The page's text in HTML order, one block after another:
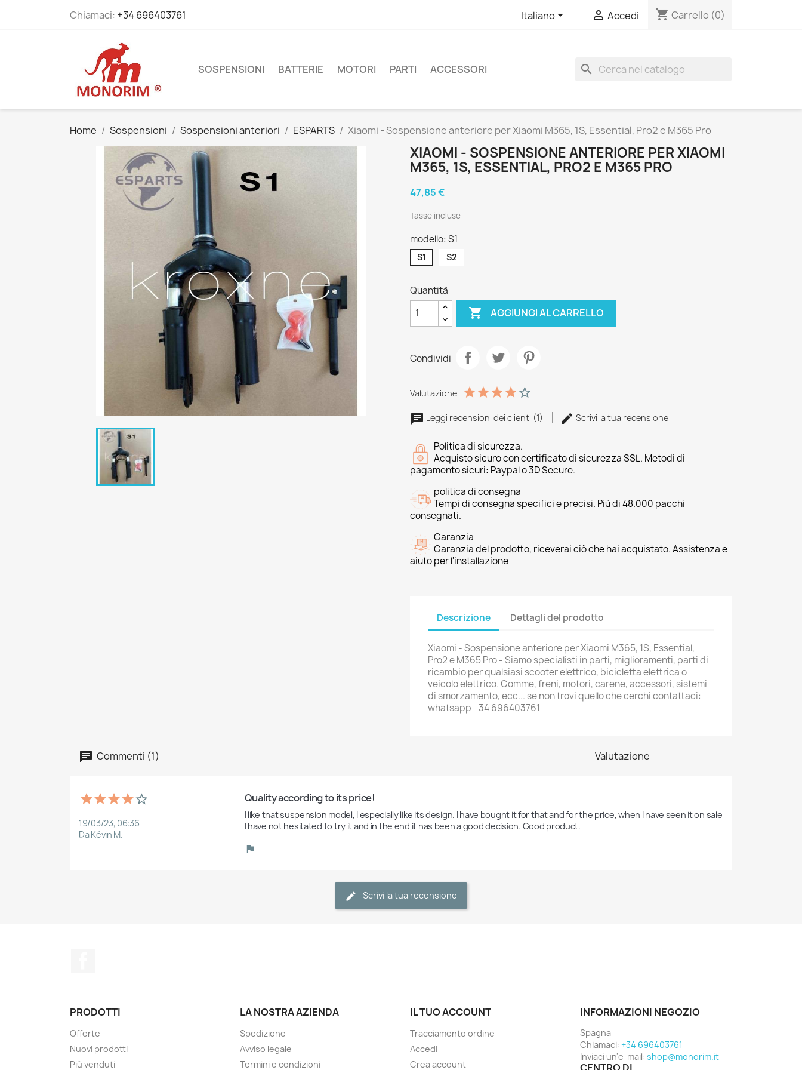
Chiamaci: +34 696403761 Italiano  Accedi shopping_cart Carrello (0)
SOSPENSIONI BATTERIE MOTORI PARTI ACCESSORI search
Home Sospensioni Sospensioni anteriori ESPARTS Xiaomi - Sospensione anteriore per Xiaomi M365, 1S, Essential, Pro2 e M365 Pro
XIAOMI - SOSPENSIONE ANTERIORE PER XIAOMI
M365, 1S, ESSENTIAL, PRO2 E M365 PRO
47,85 €
Tasse incluse
modello: S1
S1 S2
Quantità
 AGGIUNGI AL CARRELLO
Condividi
Valutazione
Leggi recensioni dei clienti (1) Scrivi la tua recensione
Politica di sicurezza.
Acquisto sicuro con certificato di sicurezza SSL. Metodi di
pagamento sicuri: Paypal o 3D Secure.
politica di consegna
Tempi di consegna specifici e precisi. Più di 48.000 pacchi
consegnati.
Garanzia
Garanzia del prodotto, riceverai ciò che hai acquistato. Assistenza e
aiuto per l'installazione
Descrizione Dettagli del prodotto
Xiaomi - Sospensione anteriore per Xiaomi M365, 1S, Essential,
Pro2 e M365 Pro - Siamo specialisti in parti, miglioramenti, parti di
ricambio per qualsiasi scooter elettrico, bicicletta elettrica o
veicolo elettrico. Gomme, freni, motori, carene, accessori, sistemi
di smorzamento, ecc... se non trovi quello che cerchi contattaci:
whatsapp +34 696403761
Commenti (1) Valutazione
19/03/23, 06:36
Da Kévin M.
I like that suspension model, I especially like its design. I have bought it for that and for the price, when I have seen it on sale
I have not hesitated to try it and in the end it has been a good decision. Good product.
Scrivi la tua recensione
PRODOTTI
Offerte
Nuovi prodotti
Più venduti
LA NOSTRA AZIENDA
Spedizione
Avviso legale
Termini e condizioni
IL TUO ACCOUNT
Tracciamento ordine
Accedi
Crea account
INFORMAZIONI NEGOZIO
Spagna
Chiamaci: +34 696403761
Inviaci un'e-mail: shop@monorim.it